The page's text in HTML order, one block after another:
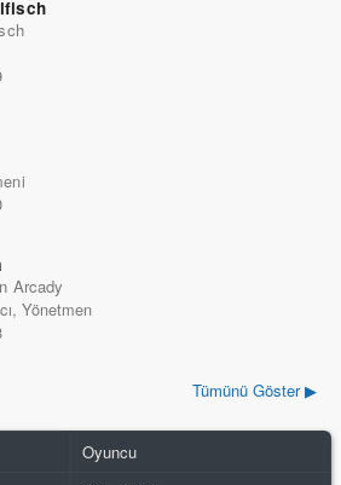
Arcady
Yönetmen
Tümünü Göster ▶
Oyuncu